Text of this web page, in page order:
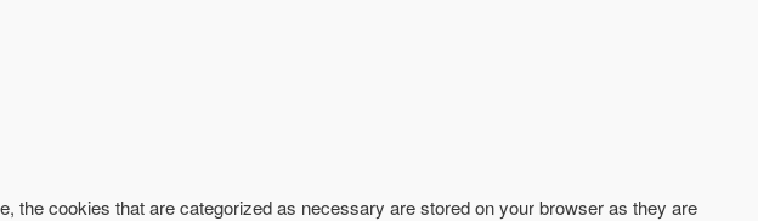
the cookies that are categorized as necessary are stored on your browser as they are